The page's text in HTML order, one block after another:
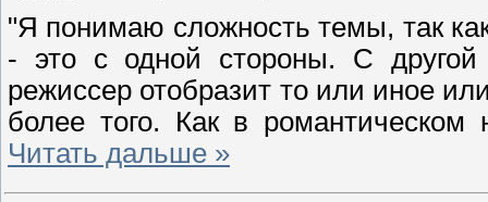
"Я понимаю сложность темы, так
- это с одной стороны. С
режиссер отобразит то или иное
более того. Как в
Читать дальше »